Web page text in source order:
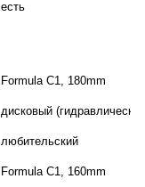
есть
Formula C1, 180mm
дисковый
любительский
Formula C1, 160mm